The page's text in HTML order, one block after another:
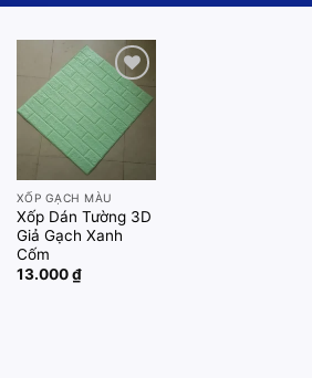
Add to
wishlist
XỐP GẠCH MÀU
Xốp Dán Tường 3D
Giả Gạch Xanh
Cốm
13.000₫